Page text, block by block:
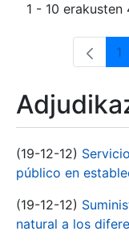
1 - 10
1
(19-12-12)
público en
(19-12-12)
natural a los